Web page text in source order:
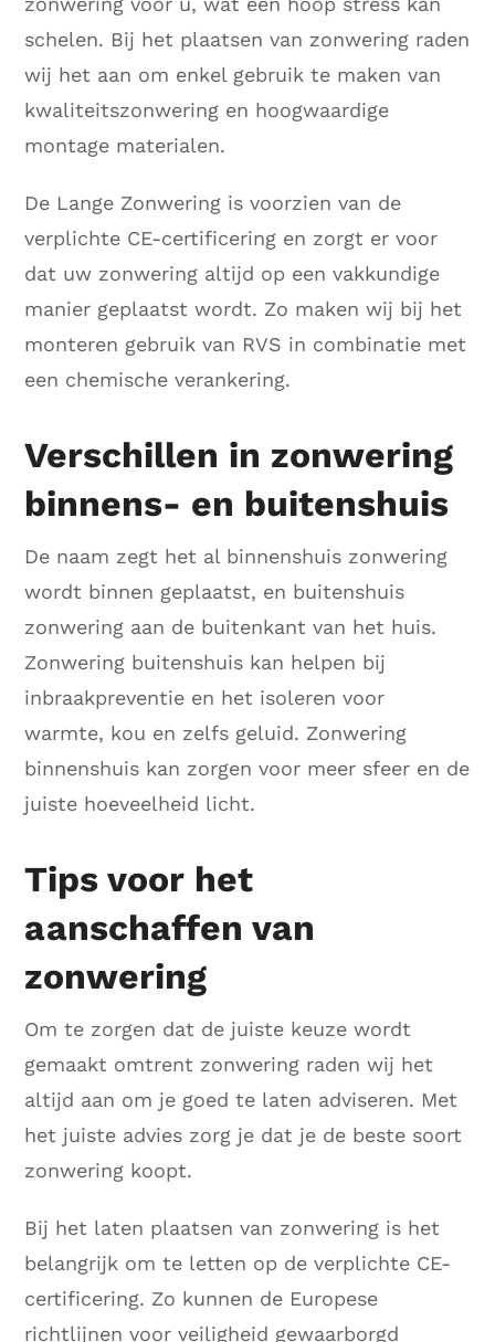
schelen. Bij het plaatsen van zonwering raden
wij het aan om enkel gebruik te maken van
kwaliteitszonwering en hoogwaardige
montage materialen.
De Lange Zonwering is voorzien van de
verplichte CE-certificering en zorgt er voor
dat uw zonwering altijd op een vakkundige
manier geplaatst wordt. Zo maken wij bij het
monteren gebruik van RVS in combinatie met
een chemische verankering.
Verschillen in zonwering
binnens- en buitenshuis
De naam zegt het al binnenshuis zonwering
wordt binnen geplaatst, en buitenshuis
zonwering aan de buitenkant van het huis.
Zonwering buitenshuis kan helpen bij
inbraakpreventie en het isoleren voor
warmte, kou en zelfs geluid. Zonwering
binnenshuis kan zorgen voor meer sfeer en de
juiste hoeveelheid licht.
Tips voor het
aanschaffen van
zonwering
Om te zorgen dat de juiste keuze wordt
gemaakt omtrent zonwering raden wij het
altijd aan om je goed te laten adviseren. Met
het juiste advies zorg je dat je de beste soort
zonwering koopt.
Bij het laten plaatsen van zonwering is het
belangrijk om te letten op de verplichte CE-
certificering. Zo kunnen de Europese
richtlijnen voor veiligheid gewaarborgd